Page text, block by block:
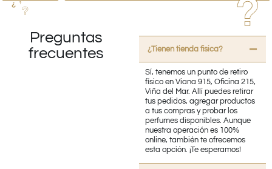
Preguntas
frecuentes
¿Tienen tienda fisica?
Sí, tenemos un punto de retiro
físico en Viana 915, Oficina 215,
Viña del Mar. Allí puedes retirar
tus pedidos, agregar productos
a tus compras y probar los
perfumes disponibles. Aunque
nuestra operación es 100%
online, también te ofrecemos
esta opción. ¡Te esperamos!